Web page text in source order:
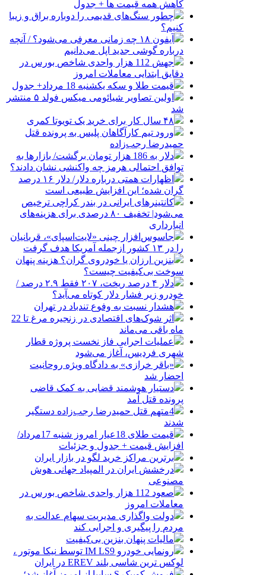
کاهش همه قیمت ها + جدول
چطور سنگ‌های قدیمی را دوباره براق و زیبا
کنیم؟
آیفون ۱۸ چه زمانی معرفی می‌شود؟ / آنچه
درباره گوشی جدید اپل می‌دانیم
جهش 112 هزار واحدی شاخص بورس در
دقایق ابتدایی معاملات امروز
قیمت طلا و سکه یکشنبه 18 مرداد+ جدول
اولین تصاویر شیائومی میکس فولد ۵ منتشر
شد
۴۸ سال کار برای خرید یک تویوتا کمری
ورود تیم کارآگاهان پلیس به پرونده قتل
حمیدرضا رجب‌زاده
دلار به 186 هزار تومان برگشت/ بازارها به
توافق احتمالی هرمز چه واکنشی نشان دادند؟
اظهارات همتی درباره دلار/ دلار ۱۶ درصد
گران شده؛ این افزایش طبیعی است
کانتینرهای ایرانی در بندر کراچی ترخیص
می‌شود| تخفیف ۸۰ درصدی برای هزینه‌های
انبارداری
جاسوس‌افزار چینی «لایت‌اسپای»، قربانیان
را در ۱۳ کشور ازجمله آمریکا هدف گرفت
بنزین ارزان یا خودروی گران؟ هزینه پنهان
سوخت بی‌کیفیت چیست؟
دلار ۴ درصد ریخت، ۲۰۷ فقط ۲.۹ درصد /
خودرو زیر فشار دلار کوتاه می‌آید؟
هشدار نسبت به وفوع تندباد در تهران
اثر شوک‌های اقتصادی در زنجیره مرغ تا 22
ماه باقی می‌ماند
عملیات اجرایی فاز نخست پروژه قطار
شهری فردیس، آغاز می‌شود
«باقر خرازی» به دادگاه ویژه روحانیت
احضار شد
دستیار هوشمند قضایی به کمک قاضی
پرونده قتل آمد
4متهم قتل حمیدرضا رجب‌زاده دستگیر
شدند
قیمت طلای 18عیار امروز شنبه 17مرداد/
افزایش قیمت + جدول و جزئیات
برترین مراکز خرید لگو در بازار ایران
درخشش ایران در المپیاد جهانی هوش
مصنوعی
صعود 112 هزار واحدی شاخص بورس در
معاملات امروز
دولت واگذاری مدیریت سهام عدالت به
مردم را پیگیری و اجرایی کند
مالیات پنهان بنزین بی‌کیفیت
رونمایی خودرو IM LS9 توسط نیکا موتور ،
لوکس ترین شاسی بلند EREV در ایران